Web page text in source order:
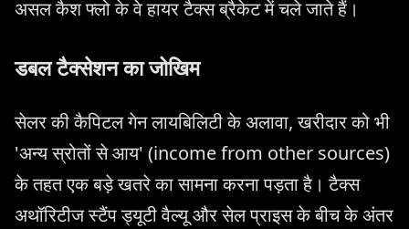
असल कैश फ्लो के वे हायर टैक्स ब्रैकेट में चले जाते हैं।
डबल टैक्सेशन का जोखिम
सेलर की कैपिटल गेन लायबिलिटी के अलावा, खरीदार को भी
'अन्य स्रोतों से आय' (income from other sources)
के तहत एक बड़े खतरे का सामना करना पड़ता है। टैक्स
अथॉरिटीज स्टैंप ड्यूटी वैल्यू और सेल प्राइस के बीच के अंतर